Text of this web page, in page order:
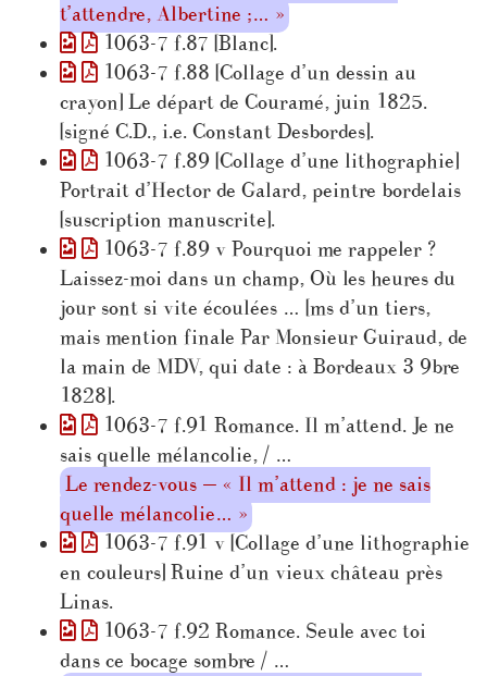
t’attendre, Albertine ;… »
1063-7 f.87 [Blanc].
1063-7 f.88 [Collage d’un dessin au
crayon] Le départ de Couramé, juin 1825.
[signé C.D., i.e. Constant Desbordes].
1063-7 f.89 [Collage d’une lithographie]
Portrait d’Hector de Galard, peintre bordelais
[suscription manuscrite].
1063-7 f.89 v Pourquoi me rappeler ?
Laissez-moi dans un champ, Où les heures du
jour sont si vite écoulées … [ms d’un tiers,
mais mention finale Par Monsieur Guiraud, de
la main de MDV, qui date : à Bordeaux 3 9bre
1828].
1063-7 f.91 Romance. Il m’attend. Je ne
sais quelle mélancolie, / …
Le rendez-vous — « Il m’attend : je ne sais
quelle mélancolie… »
1063-7 f.91 v [Collage d’une lithographie
en couleurs] Ruine d’un vieux château près
Linas.
1063-7 f.92 Romance. Seule avec toi
dans ce bocage sombre / …